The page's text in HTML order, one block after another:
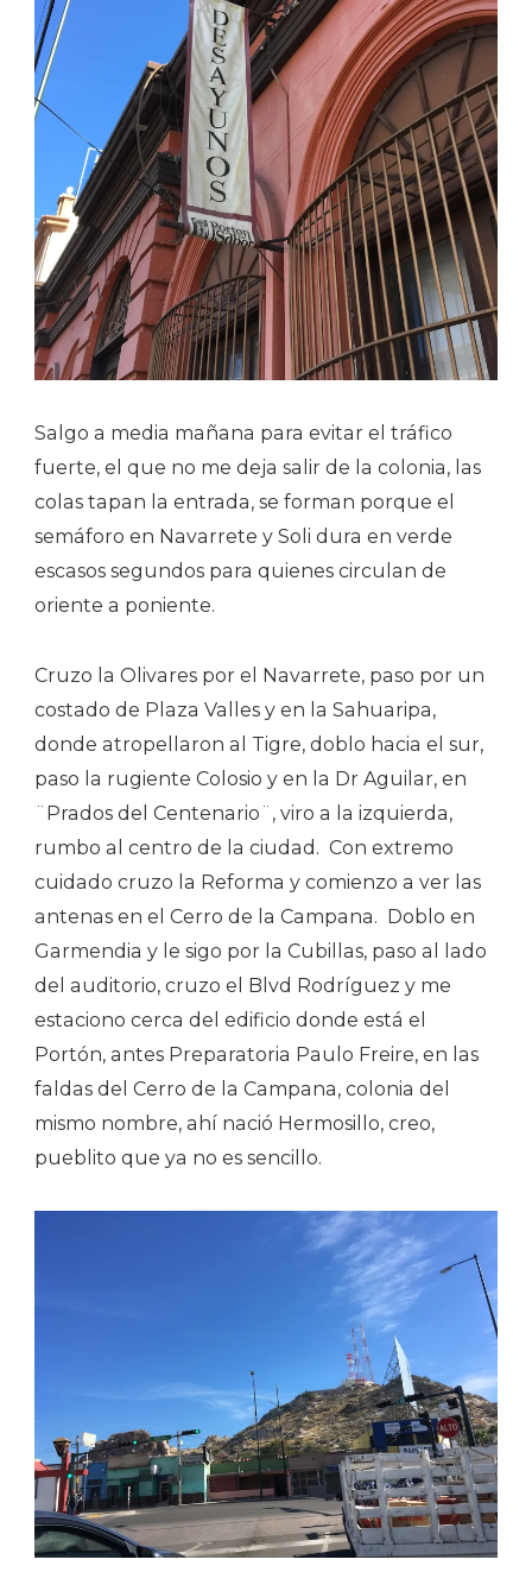
Salgo a media mañana para evitar el tráfico
fuerte, el que no me deja salir de la colonia, las
colas tapan la entrada, se forman porque el
semáforo en Navarrete y Soli dura en verde
escasos segundos para quienes circulan de
oriente a poniente.
Cruzo la Olivares por el Navarrete, paso por un
costado de Plaza Valles y en la Sahuaripa,
donde atropellaron al Tigre, doblo hacia el sur,
paso la rugiente Colosio y en la Dr Aguilar, en
¨Prados del Centenario¨, viro a la izquierda,
rumbo al centro de la ciudad. Con extremo
cuidado cruzo la Reforma y comienzo a ver las
antenas en el Cerro de la Campana. Doblo en
Garmendia y le sigo por la Cubillas, paso al lado
del auditorio, cruzo el Blvd Rodríguez y me
estaciono cerca del edificio donde está el
Portón, antes Preparatoria Paulo Freire, en las
faldas del Cerro de la Campana, colonia del
mismo nombre, ahí nació Hermosillo, creo,
pueblito que ya no es sencillo.